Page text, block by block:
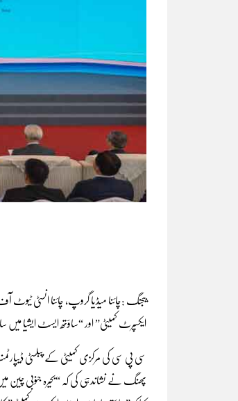
بیجنگ :چائنا میڈیا گروپ، چائنا انسٹی ٹیوٹ
ایکسپرٹ کمیٹی” اور “ساؤتھ ایسٹ ایشیا
سی پی سی کی مرکزی کمیٹی کے پبلسٹی
پھنگ نے نشاندہی کی کہ “بحیرہ جنوبی چین